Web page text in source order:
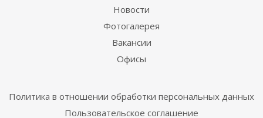
Новости
Фотогалерея
Вакансии
Офисы
Политика в отношении обработки персональных данных
Пользовательское соглашение